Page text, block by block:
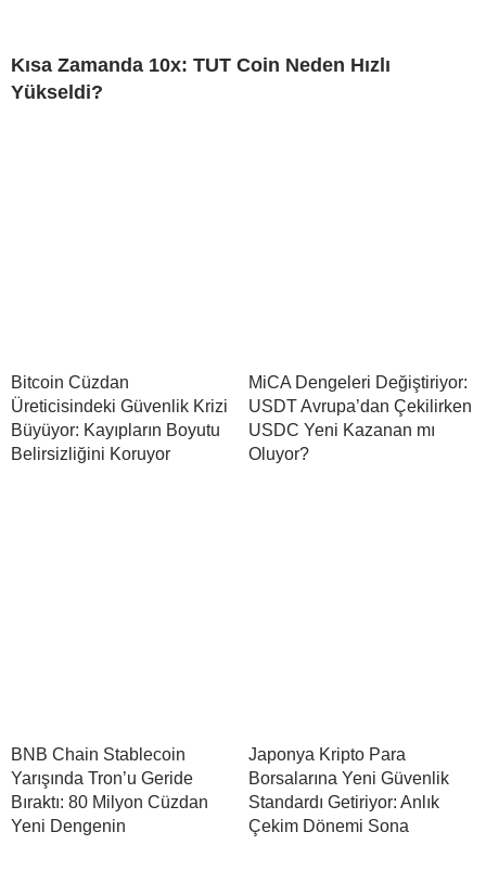
Kısa Zamanda 10x: TUT Coin Neden Hızlı
Yükseldi?
Bitcoin Cüzdan
Üreticisindeki Güvenlik Krizi
Büyüyor: Kayıpların Boyutu
Belirsizliğini Koruyor
MiCA Dengeleri Değiştiriyor:
USDT Avrupa’dan Çekilirken
USDC Yeni Kazanan mı
Oluyor?
BNB Chain Stablecoin
Yarışında Tron’u Geride
Bıraktı: 80 Milyon Cüzdan
Yeni Dengenin
Japonya Kripto Para
Borsalarına Yeni Güvenlik
Standardı Getiriyor: Anlık
Çekim Dönemi Sona